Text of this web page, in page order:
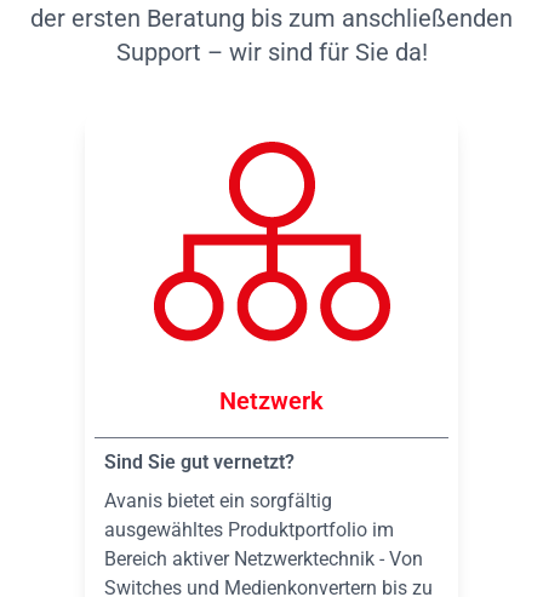
der ersten Beratung bis zum anschließenden
Support – wir sind für Sie da!
Netzwerk
Sind Sie gut vernetzt?
Avanis bietet ein sorgfältig
ausgewähltes Produktportfolio im
Bereich aktiver Netzwerktechnik - Von
Switches und Medienkonvertern bis zu